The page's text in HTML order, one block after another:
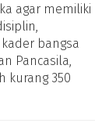
agar memiliki
bangsa
Pancasila,
kurang 350